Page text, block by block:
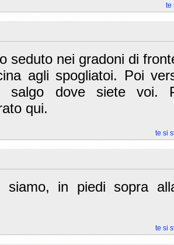
te
seduto nei gradoni di
agli spogliatoi. Poi
salgo dove siete voi.
qui.
te si
siamo, in piedi sopra
te si